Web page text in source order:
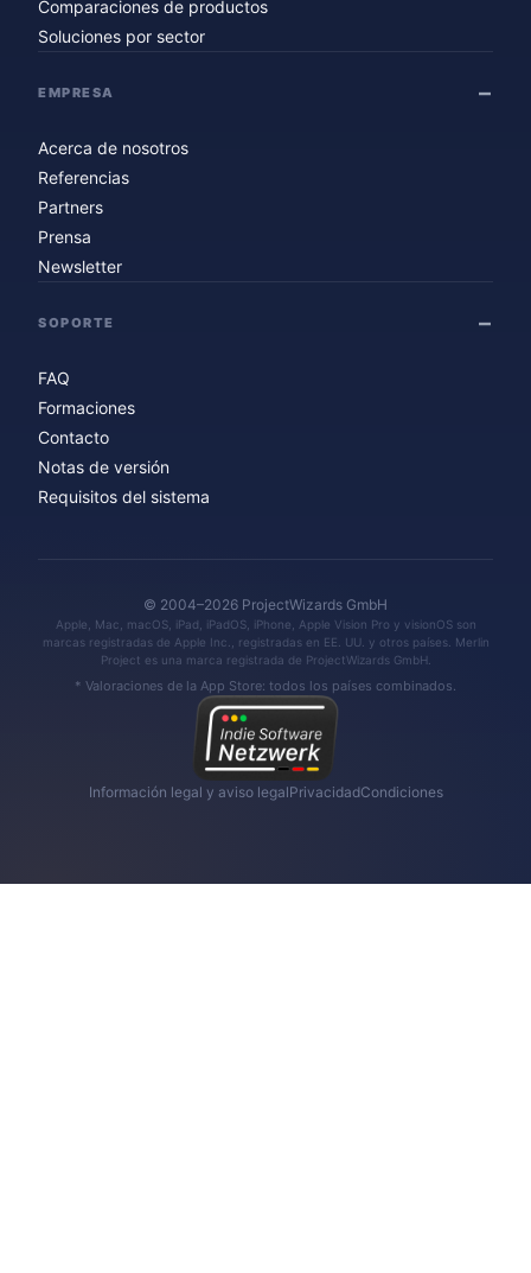
Comparaciones de productos
Soluciones por sector
EMPRESA
Acerca de nosotros
Referencias
Partners
Prensa
Newsletter
SOPORTE
FAQ
Formaciones
Contacto
Notas de versión
Requisitos del sistema
© 2004–2026 ProjectWizards GmbH
Apple, Mac, macOS, iPad, iPadOS, iPhone, Apple Vision Pro y visionOS son
marcas registradas de Apple Inc., registradas en EE. UU. y otros países. Merlin
Project es una marca registrada de ProjectWizards GmbH.
* Valoraciones de la App Store: todos los países combinados.
Información legal y aviso legalPrivacidadCondiciones